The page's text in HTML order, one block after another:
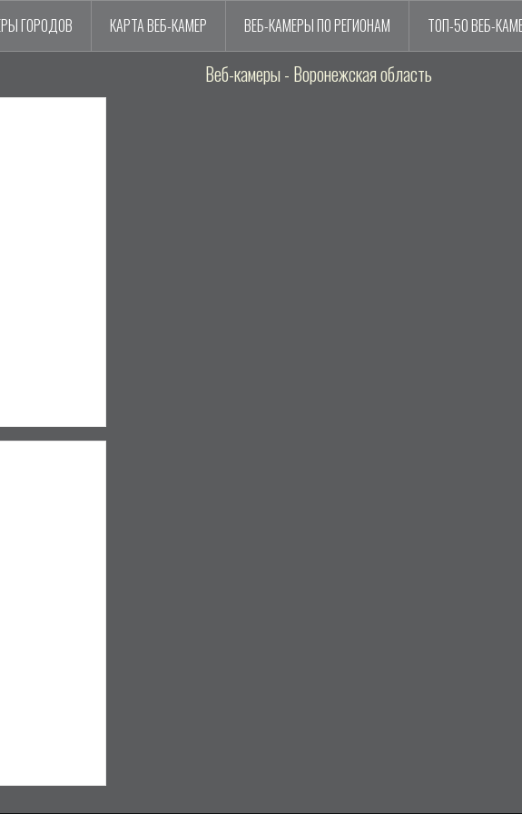
ГОРОДОВ КАРТА ВЕБ-КАМЕР ВЕБ-КАМЕРЫ ПО РЕГИОНАМ ТОП-50 ВЕБ-
Веб-камеры - Воронежская область